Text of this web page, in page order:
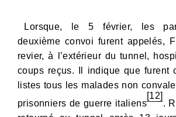
Lorsque, le 5 février, les
deuxième convoi furent appelés,
revier, à l’extérieur du tunnel,
coups reçus. Il indique que furent
listes tous les malades non
prisonniers de guerre italiens
[12]
.